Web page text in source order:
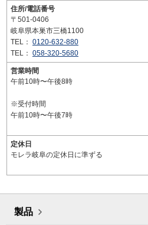
住所/電話番号
〒501-0406
岐阜県本巣市三橋1100
TEL： 0120-632-880
TEL： 058-320-5680
営業時間
午前10時〜午後8時
※受付時間
午前10時〜午後7時
定休日
モレラ岐阜の定休日に準ずる
製品